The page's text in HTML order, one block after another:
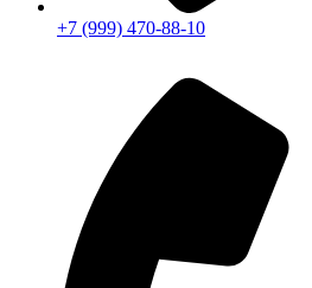
+7 (999) 470-88-10